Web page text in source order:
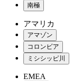
南極
アマリカ
アマゾン
コロンビア
ミシシッピ川
EMEA